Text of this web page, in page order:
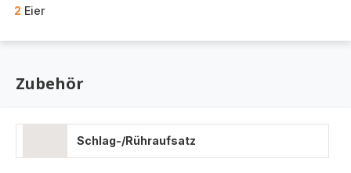
2 Eier
Zubehör
Schlag-/Rühraufsatz